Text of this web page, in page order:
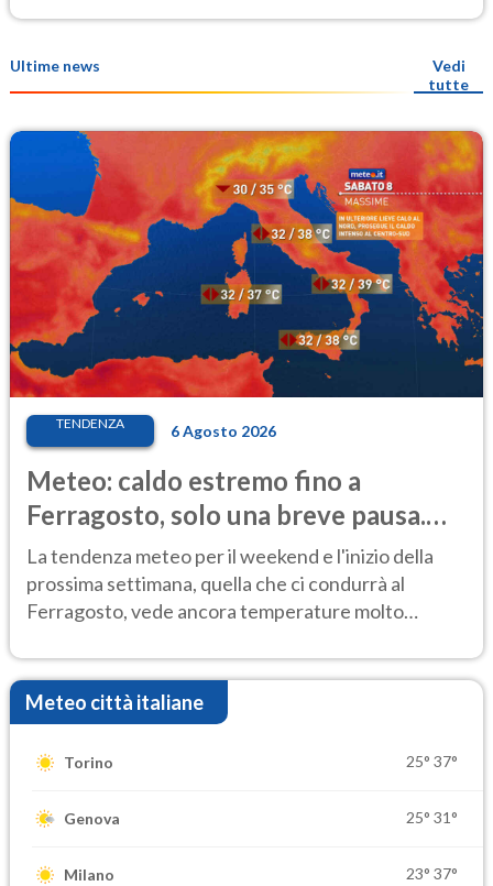
Ultime news
Vedi
tutte
TENDENZA 6 Agosto 2026
Meteo: caldo estremo fino a
Ferragosto, solo una breve pausa.
Ecco dove
La tendenza meteo per il weekend e l'inizio della
prossima settimana, quella che ci condurrà al
Ferragosto, vede ancora temperature molto
Meteo città italiane
Torino 25° 37°
Genova 25° 31°
Milano 23° 37°